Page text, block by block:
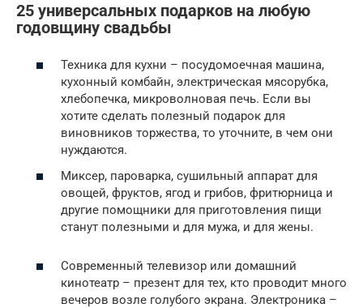
25 универсальных подарков на любую
годовщину свадьбы
Техника для кухни – посудомоечная машина,
кухонный комбайн, электрическая мясорубка,
хлебопечка, микроволновая печь. Если вы
хотите сделать полезный подарок для
виновников торжества, то уточните, в чем они
нуждаются.
Миксер, пароварка, сушильный аппарат для
овощей, фруктов, ягод и грибов, фритюрница и
другие помощники для приготовления пищи
станут полезными и для мужа, и для жены.
Современный телевизор или домашний
кинотеатр – презент для тех, кто проводит много
вечеров возле голубого экрана. Электроника –